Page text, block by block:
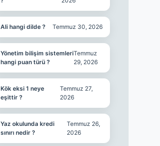
Ali hangi dilde ? Temmuz 30, 2026
Yönetim bilişim sistemleri
hangi puan türü ?
Temmuz
29, 2026
Kök eksi 1 neye
eşittir ?
Temmuz 27,
2026
Yaz okulunda kredi
sınırı nedir ?
Temmuz 26,
2026